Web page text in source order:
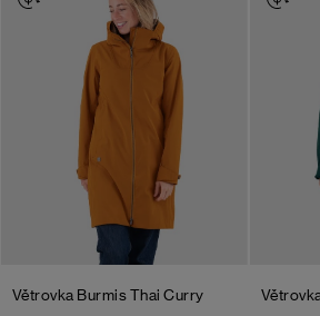
Větrovka BurmisThai Curry